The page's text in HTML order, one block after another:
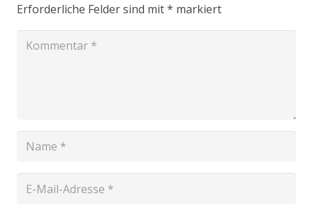
Erforderliche Felder sind mit* markiert